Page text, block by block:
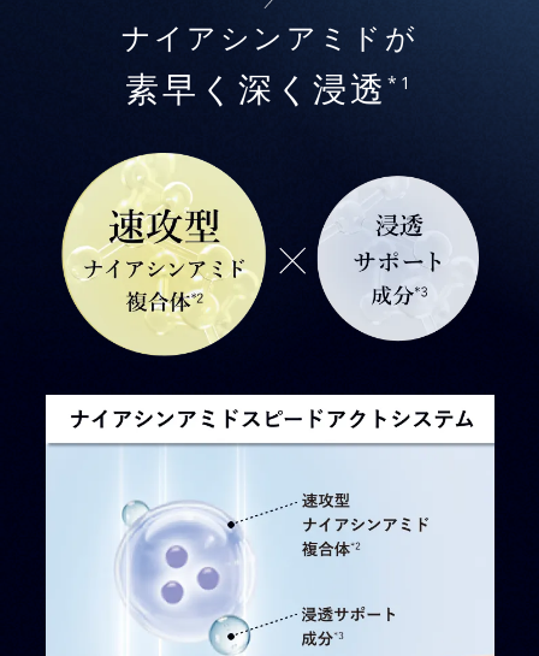
* 2025年5月28日時点で、科学文献データベース
PubMedにより国内化粧品業界において該当文献がない
ことを確認（ポーラ化成研究所調べ）
ナイアシンアミドが
素早く深く浸透 *1